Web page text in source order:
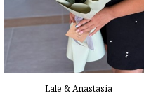
Lale & Anastasia